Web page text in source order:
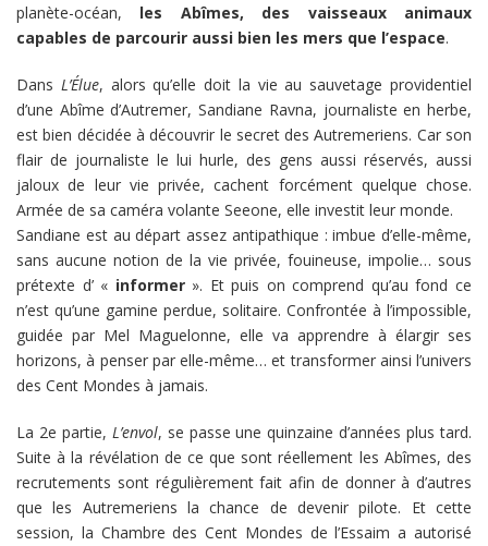
planète-océan, les Abîmes, des vaisseaux animaux
capables de parcourir aussi bien les mers que l’espace.
Dans L’Élue, alors qu’elle doit la vie au sauvetage providentiel
d’une Abîme d’Autremer, Sandiane Ravna, journaliste en herbe,
est bien décidée à découvrir le secret des Autremeriens. Car son
flair de journaliste le lui hurle, des gens aussi réservés, aussi
jaloux de leur vie privée, cachent forcément quelque chose.
Armée de sa caméra volante Seeone, elle investit leur monde.
Sandiane est au départ assez antipathique : imbue d’elle-même,
sans aucune notion de la vie privée, fouineuse, impolie… sous
prétexte d’ « informer». Et puis on comprend qu’au fond ce
n’est qu’une gamine perdue, solitaire. Confrontée à l’impossible,
guidée par Mel Maguelonne, elle va apprendre à élargir ses
horizons, à penser par elle-même… et transformer ainsi l’univers
des Cent Mondes à jamais.
La 2e partie, L’envol, se passe une quinzaine d’années plus tard.
Suite à la révélation de ce que sont réellement les Abîmes, des
recrutements sont régulièrement fait afin de donner à d’autres
que les Autremeriens la chance de devenir pilote. Et cette
session, la Chambre des Cent Mondes de l’Essaim a autorisé